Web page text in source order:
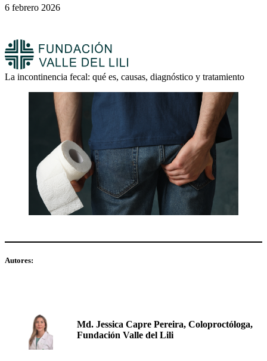
6 febrero 2026
La incontinencia fecal: qué es, causas, diagnóstico y tratamiento
Autores:
Md. Jessica Capre Pereira, Coloproctóloga,
Fundación Valle del Lili